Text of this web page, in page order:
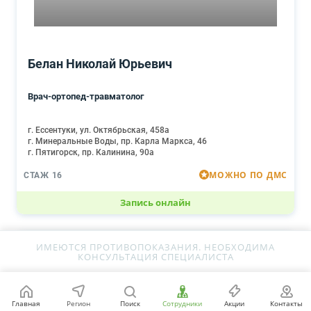
Белан Николай Юрьевич
Врач-ортопед-травматолог
г. Ессентуки, ул. Октябрьская, 458а
г. Минеральные Воды, пр. Карла Маркса, 46
г. Пятигорск, пр. Калинина, 90а
СТАЖ 16 МОЖНО ПО ДМС
Запись онлайн
ИМЕЮТСЯ ПРОТИВОПОКАЗАНИЯ. НЕОБХОДИМА
КОНСУЛЬТАЦИЯ СПЕЦИАЛИСТА
Главная Регион Поиск Сотрудники Акции Контакты